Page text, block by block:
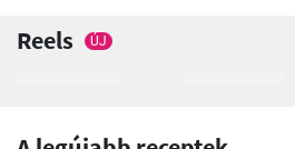
Reels ÚJ